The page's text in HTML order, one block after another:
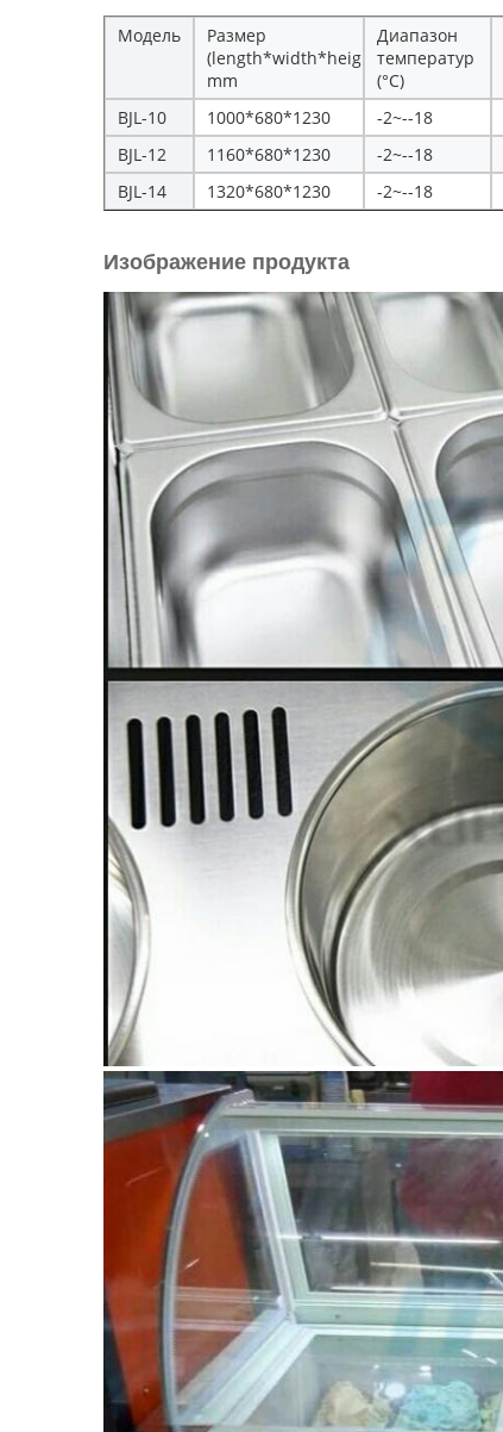
Модель
Размер
(length*width*height)
mm
Диапазон
температур
(°C)
BJL-10 1000*680*1230 -2~--18
BJL-12
1160*680*1230 -2~--18
BJL-14
1320*680*1230 -2~--18
Изображение продукта